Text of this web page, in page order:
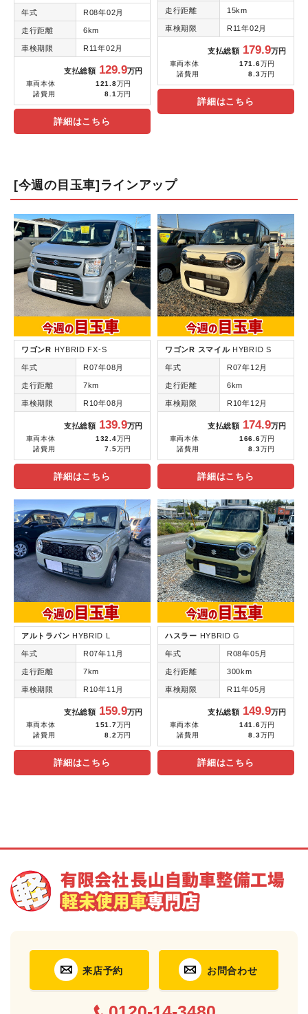
年式 R08年02月
走行距離 6km
車検期限 R11年02月
支払総額 129.9万円
車両本体 121.8万円
諸費用
8.1 万円
詳細はこちら
走行距離 15km
車検期限 R11年02月
支払総額 179.9万円
車両本体 171.6万円
諸費用
8.3万円
詳細はこちら
[今週の目玉車]ラインアップ
ワゴンR HYBRID FX-S
年式 R07年08月
走行距離 7km
車検期限 R10年08月
支払総額 139.9万円
車両本体 132.4万円
諸費用
7.5万円
詳細はこちら
ワゴンR スマイルHYBRID S
年式 R07年12月
走行距離 6km
車検期限 R10年12月
支払総額 174.9万円
車両本体 166.6万円
諸費用
8.3万円
詳細はこちら
アルトラパン HYBRID L
年式 R07年11月
走行距離 7km
車検期限 R10年11月
支払総額 159.9万円
車両本体 151.7万円
諸費用
8.2万円
詳細はこちら
ハスラー HYBRID G
年式 R08年05月
走行距離 300km
車検期限 R11年05月
支払総額 149.9万円
車両本体 141.6万円
諸費用
8.3万円
詳細はこちら
来店予約 お問合わせ